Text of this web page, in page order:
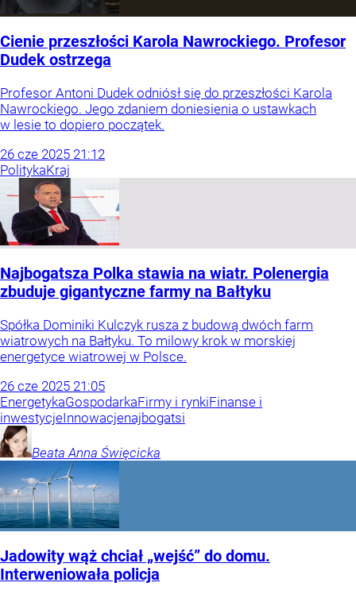
Cienie przeszłości Karola Nawrockiego. Profesor
Dudek ostrzega
Profesor Antoni Dudek odniósł się do przeszłości Karola
Nawrockiego. Jego zdaniem doniesienia o ustawkach
w lesie to dopiero początek.
26 cze 2025 21:12
PolitykaKraj
Najbogatsza Polka stawia na wiatr. Polenergia
zbuduje gigantyczne farmy na Bałtyku
Spółka Dominiki Kulczyk rusza z budową dwóch farm
wiatrowych na Bałtyku. To milowy krok w morskiej
energetyce wiatrowej w Polsce.
26 cze 2025 21:05
EnergetykaGospodarkaFirmy i rynkiFinanse i
inwestycjeInnowacjenajbogatsi
Beata Anna Święcicka
Jadowity wąż chciał „wejść” do domu.
Interweniowała policja